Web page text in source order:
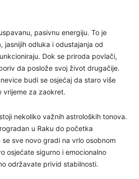
pasivnu energiju. To je
jasnijih odluka i odustajanja od
Dok se priroda povlači,
da poslože svoj život drugačije.
budi se osjećaj da staro više
vrijeme za zaokret.
nekoliko važnih astroloških tonova.
u Raku do početka
sve novo gradi na vrlo osobnom
osjećate sigurno i emocionalno
održavate privid stabilnosti.